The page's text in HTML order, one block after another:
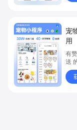
宠
用
有
送